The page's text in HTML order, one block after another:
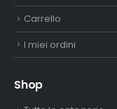
Carrello
I miei ordini
Shop